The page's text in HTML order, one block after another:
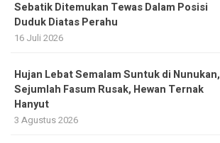
Sebatik Ditemukan Tewas Dalam Posisi
Duduk Diatas Perahu
16 Juli 2026
Hujan Lebat Semalam Suntuk di Nunukan,
Sejumlah Fasum Rusak, Hewan Ternak
Hanyut
3 Agustus 2026